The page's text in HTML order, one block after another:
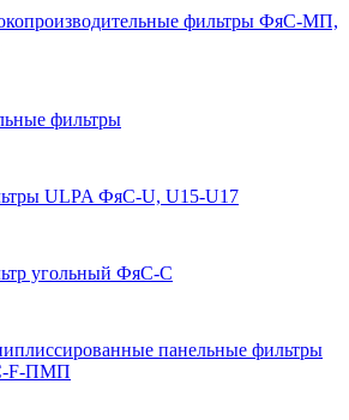
фильтры ФяС-МП,
фильтры
ULPA ФяС-U, U15-U17
угольный ФяС-С
панельные фильтры
F-ПМП